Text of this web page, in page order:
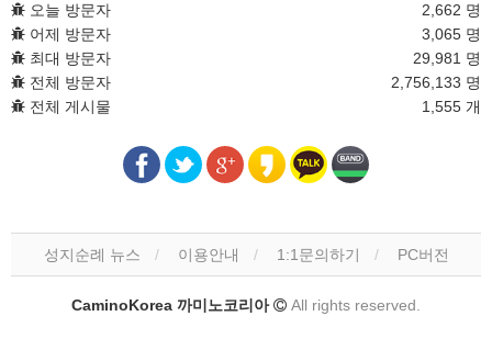
오늘 방문자
2,662 명
어제 방문자
3,065 명
최대 방문자
29,981 명
전체 방문자
2,756,133 명
전체 게시물
1,555 개
성지순례 뉴스 이용안내 1:1문의하기 PC버전
CaminoKorea 까미노코리아 All rights reserved.